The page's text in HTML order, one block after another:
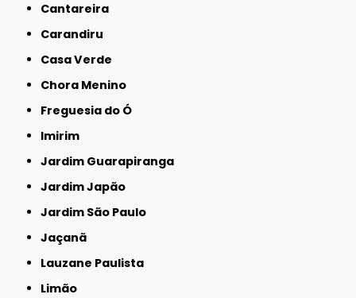
Cantareira
Carandiru
Casa Verde
Chora Menino
Freguesia do Ó
Imirim
Jardim Guarapiranga
Jardim Japão
Jardim São Paulo
Jaçanã
Lauzane Paulista
Limão